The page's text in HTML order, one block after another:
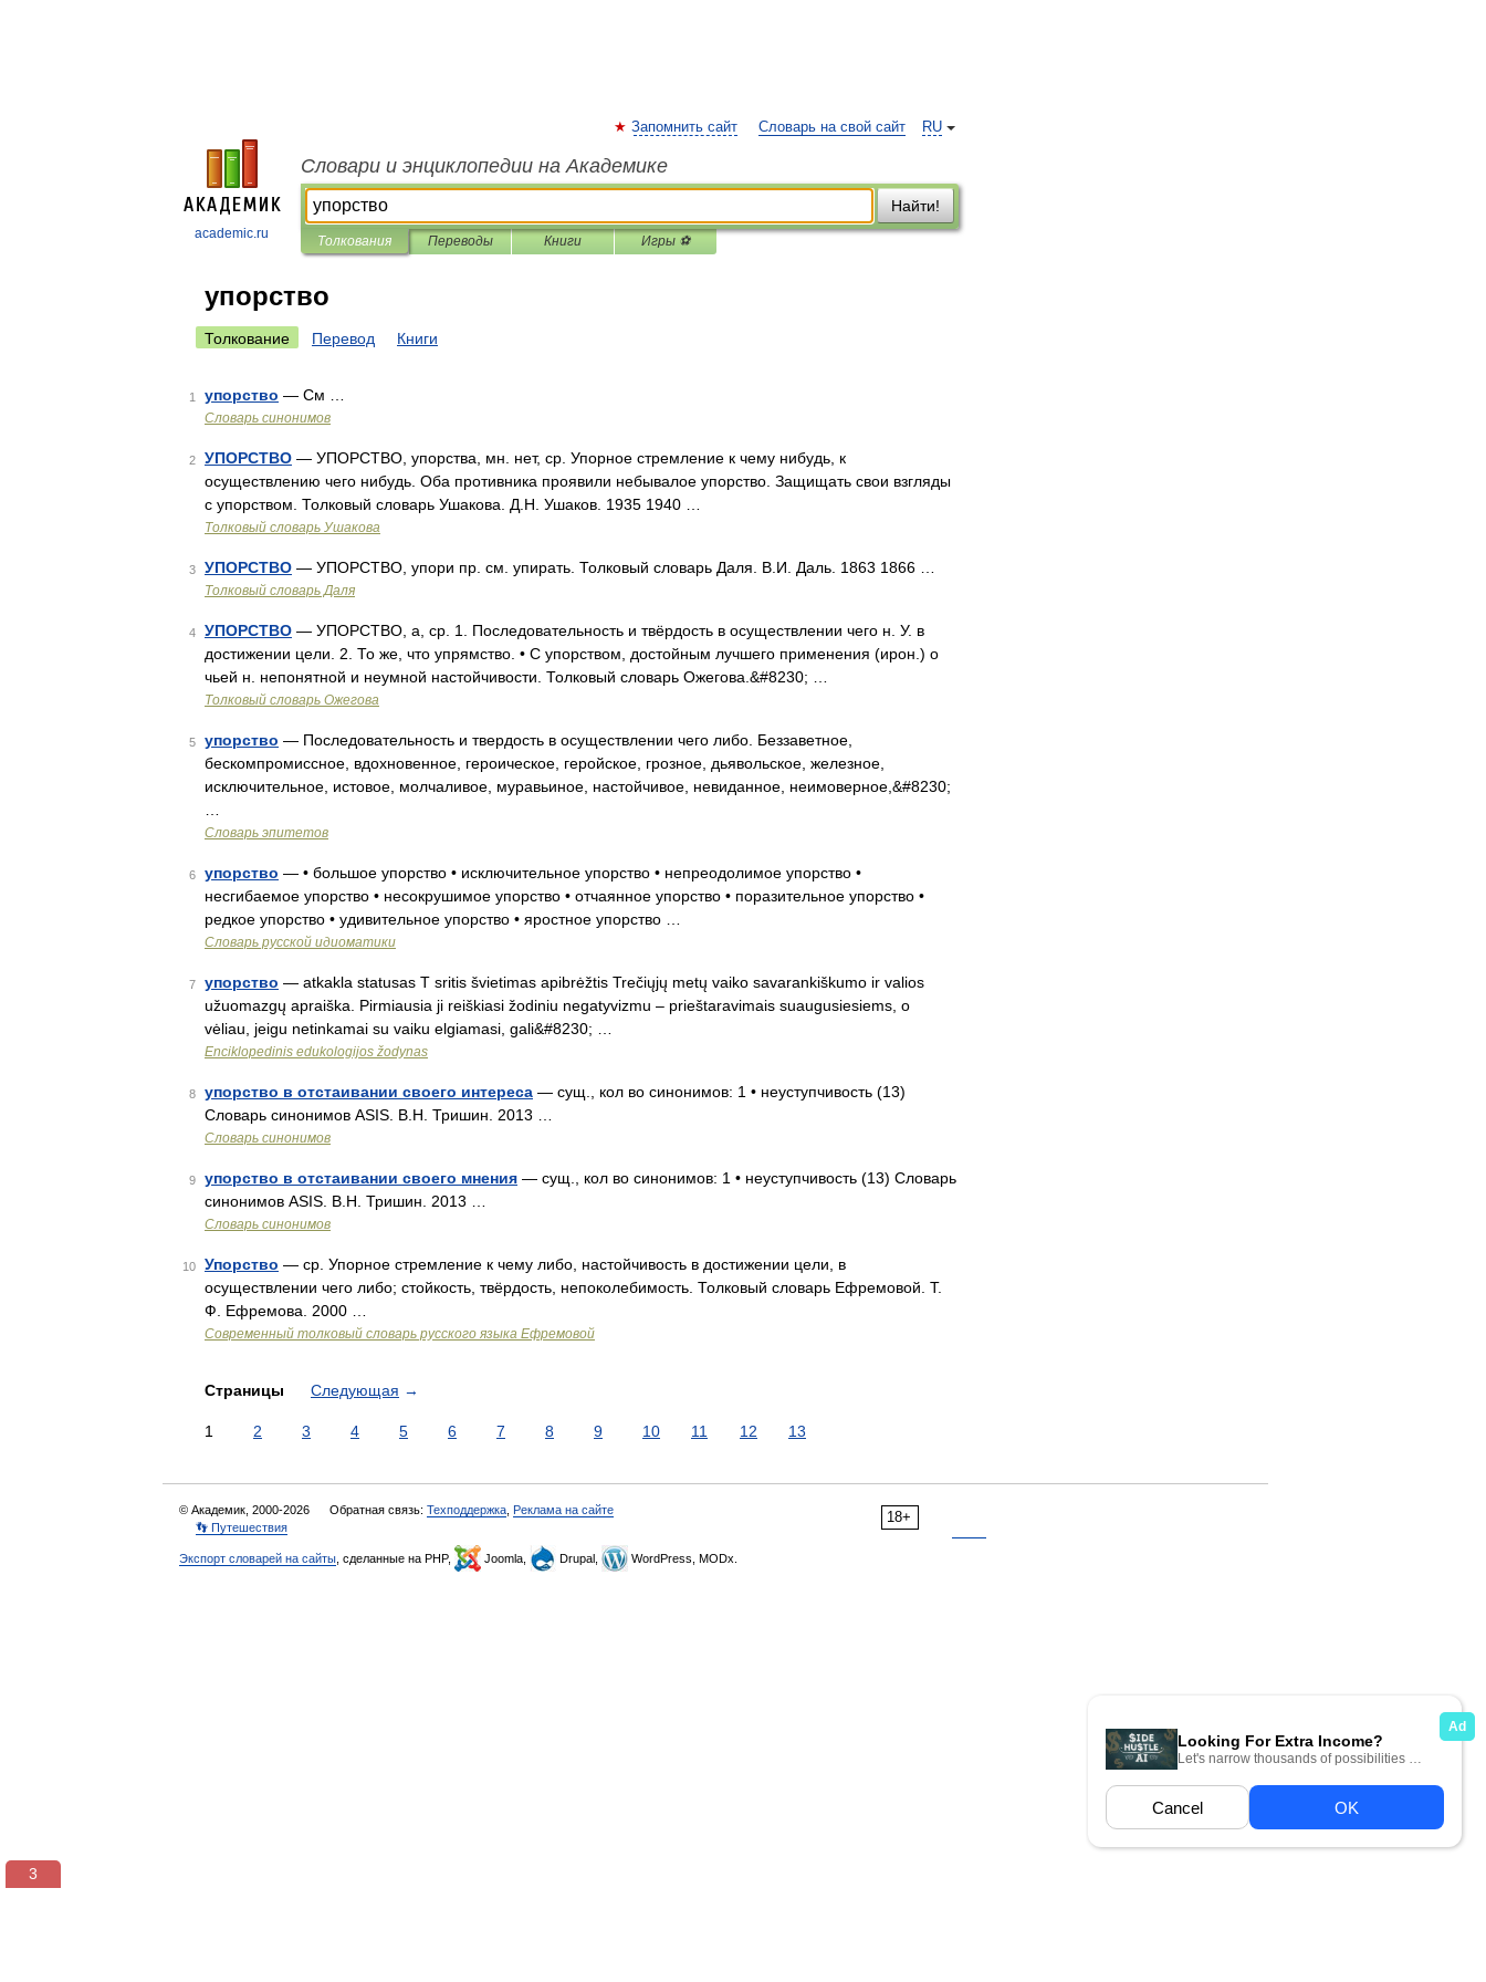
academic.ru
RU
Запомнить сайт Словарь на свой сайт
Словари и энциклопедии на Академике
Найти!
Толкования Переводы Книги Игры ⚽
упорство
Толкование Перевод Книги
1 упорство — См …
Словарь синонимов
2 УПОРСТВО — УПОРСТВО, упорства, мн. нет, ср. Упорное стремление к чему нибудь, к
осуществлению чего нибудь. Оба противника проявили небывалое упорство. Защищать свои взгляды
с упорством. Толковый словарь Ушакова. Д.Н. Ушаков. 1935 1940 …
Толковый словарь Ушакова
3 УПОРСТВО — УПОРСТВО, упори пр. см. упирать. Толковый словарь Даля. В.И. Даль. 1863 1866 …
Толковый словарь Даля
4 УПОРСТВО — УПОРСТВО, а, ср. 1. Последовательность и твёрдость в осуществлении чего н. У. в
достижении цели. 2. То же, что упрямство. • С упорством, достойным лучшего применения (ирон.) о
чьей н. непонятной и неумной настойчивости. Толковый словарь Ожегова.&#8230; …
Толковый словарь Ожегова
5 упорство — Последовательность и твердость в осуществлении чего либо. Беззаветное,
бескомпромиссное, вдохновенное, героическое, геройское, грозное, дьявольское, железное,
исключительное, истовое, молчаливое, муравьиное, настойчивое, невиданное, неимоверное,&#8230;
Словарь эпитетов
6 упорство — • большое упорство • исключительное упорство • непреодолимое упорство •
несгибаемое упорство • несокрушимое упорство • отчаянное упорство • поразительное упорство •
редкое упорство • удивительное упорство • яростное упорство …
Словарь русской идиоматики
7 упорство — atkakla statusas T sritis švietimas apibrėžtis Trečiųjų metų vaiko savarankiškumo ir valios
užuomazgų apraiška. Pirmiausia ji reiškiasi žodiniu negatyvizmu – prieštaravimais suaugusiesiems, o
vėliau, jeigu netinkamai su vaiku elgiamasi, gali&#8230; …
Enciklopedinis edukologijos žodynas
8 упорство в отстаивании своего интереса — сущ., кол во синонимов: 1 • неуступчивость (13)
Словарь синонимов ASIS. В.Н. Тришин. 2013 …
Словарь синонимов
9 упорство в отстаивании своего мнения — сущ., кол во синонимов: 1 • неуступчивость (13) Словарь
синонимов ASIS. В.Н. Тришин. 2013 …
Словарь синонимов
10 Упорство — ср. Упорное стремление к чему либо, настойчивость в достижении цели, в
осуществлении чего либо; стойкость, твёрдость, непоколебимость. Толковый словарь Ефремовой. Т.
Ф. Ефремова. 2000 …
Современный толковый словарь русского языка Ефремовой
Страницы Следующая →
1 2 3 4 5 6 7 8 9 10 11 12 13
18+
© Академик, 2000-2026 Обратная связь: Техподдержка Реклама на сайте
👣 Путешествия
Экспорт словарей на сайты , сделанные на PHP, Joomla, Drupal, WordPress, MODx.
3